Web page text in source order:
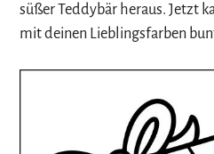
süßer Teddybär heraus. Jetzt
mit deinen Lieblingsfarben